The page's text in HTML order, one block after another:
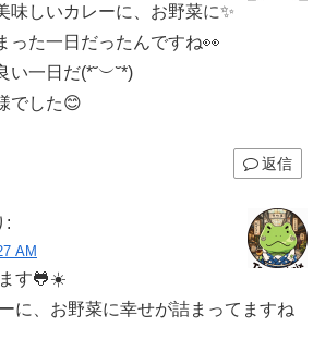
味しいカレーに、お野菜に✨
った一日だったんですね👀
い一日だ(*˘︶˘*)
でした😊
返信
:
AM
す🐸☀️
に、お野菜に幸せが詰まってますね